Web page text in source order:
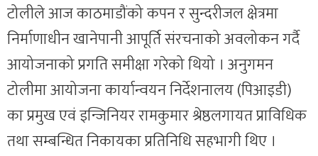
टोलीले आज काठमाडौंको कपन र सुन्दरीजल क्षेत्रमा
निर्माणाधीन खानेपानी आपूर्ति संरचनाको अवलोकन गर्दै
आयोजनाको प्रगति समीक्षा गरेको थियो । अनुगमन
टोलीमा आयोजना कार्यान्वयन निर्देशनालय (पिआइडी)
का प्रमुख एवं इन्जिनियर रामकुमार श्रेष्ठलगायत प्राविधिक
तथा सम्बन्धित निकायका प्रतिनिधि सहभागी थिए ।